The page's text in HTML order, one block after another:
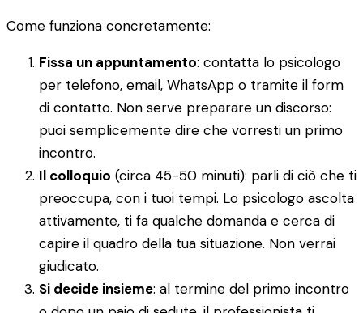
Come funziona concretamente:
Fissa un appuntamento: contatta lo psicologo
per telefono, email, WhatsApp o tramite il form
di contatto. Non serve preparare un discorso:
puoi semplicemente dire che vorresti un primo
incontro.
Il colloquio (circa 45-50 minuti): parli di ciò che ti
preoccupa, con i tuoi tempi. Lo psicologo ascolta
attivamente, ti fa qualche domanda e cerca di
capire il quadro della tua situazione. Non verrai
giudicato.
Si decide insieme: al termine del primo incontro